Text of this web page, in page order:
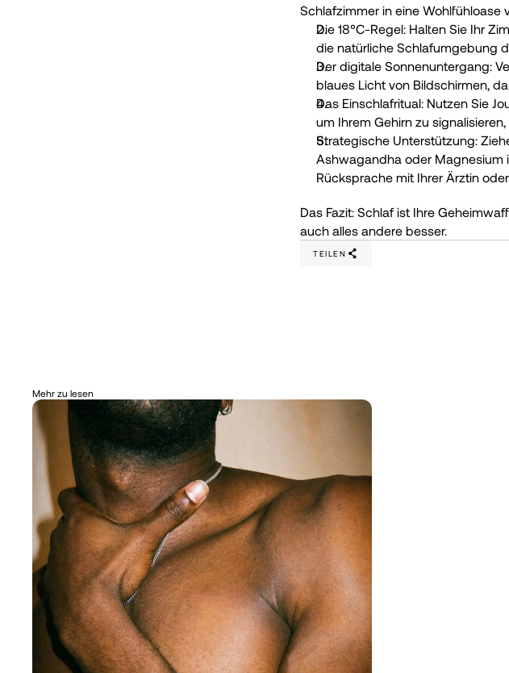
Schlafzimmer in eine Wohlfühloase
Die 18°C-Regel: Halten Sie Ihr
die natürliche Schlafumgebung
Der digitale Sonnenuntergang:
blaues Licht von Bildschirmen,
Das Einschlafritual: Nutzen Sie
um Ihrem Gehirn zu
Strategische Unterstützung:
Ashwagandha oder Magnesium
Rücksprache mit Ihrer Ärztin
Das Fazit: Schlaf ist Ihre
auch alles andere besser.
TEILEN
Mehr zu lesen